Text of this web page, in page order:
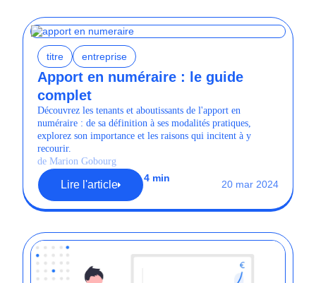
titre entreprise
Apport en numéraire : le guide
complet
Découvrez les tenants et aboutissants de l'apport en
numéraire : de sa définition à ses modalités pratiques,
explorez son importance et les raisons qui incitent à y
recourir.
de Marion Gobourg
Lire l'article
4 min
20 mar 2024